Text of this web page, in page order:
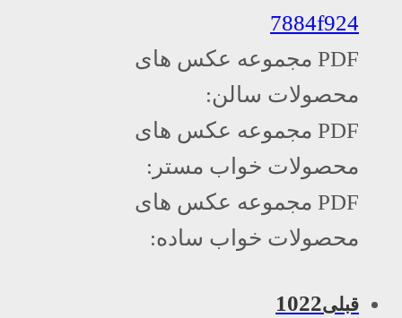
7884f924
PDF مجموعه عکس های
محصولات سالن:
PDF مجموعه عکس های
محصولات خواب مستر:
PDF مجموعه عکس های
محصولات خواب ساده:
قبلی1022